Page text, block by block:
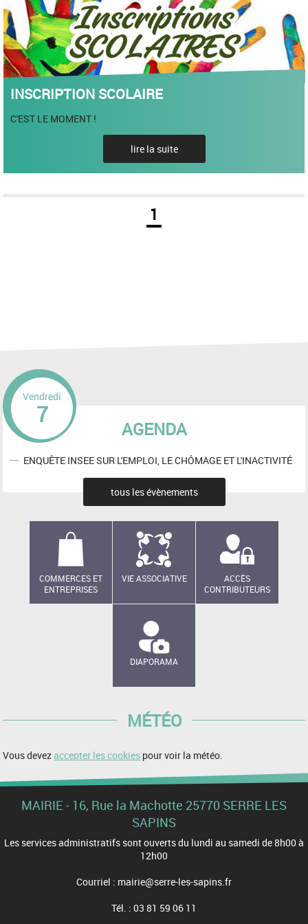
INSCRIPTION SCOLAIRE
C'EST LE MOMENT !
lire la suite
1
AGENDA
Vendredi
7
ENQUÊTE INSEE SUR L'EMPLOI, LE CHÔMAGE ET L'INACTIVITÉ
tous les évènements
COMMERCES ET
ENTREPRISES
VIE ASSOCIATIVE
ACCÈS
CONTRIBUTEURS
DIAPORAMA
MÉTÉO
Vous devezaccepter les cookies pour voir la météo.
MAIRIE - 16, Rue la Machotte 25770 SERRE LES
SAPINS
Les services administratifs sont ouverts du lundi au samedi de 8h00 à
12h00
Courriel : mairie@serre-les-sapins.fr
Tél. : 03 81 59 06 11